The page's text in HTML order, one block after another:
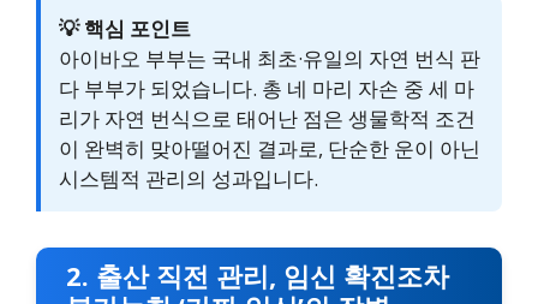
💡 핵심 포인트
아이바오 부부는 국내 최초·유일의 자연 번식 판
다 부부가 되었습니다. 총 네 마리 자손 중 세 마
리가 자연 번식으로 태어난 점은 생물학적 조건
이 완벽히 맞아떨어진 결과로, 단순한 운이 아닌
시스템적 관리의 성과입니다.
2. 출산 직전 관리, 임신 확진조차